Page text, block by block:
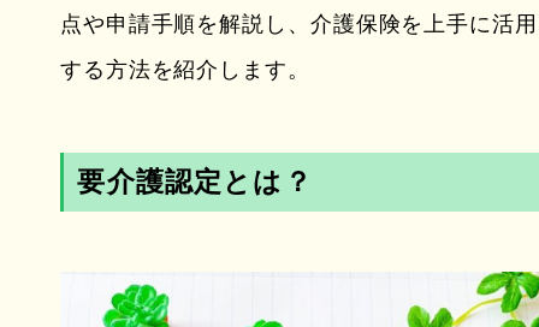
点や申請手順を解説し、介護保険を上手に活用
する方法を紹介します。
要介護認定とは？